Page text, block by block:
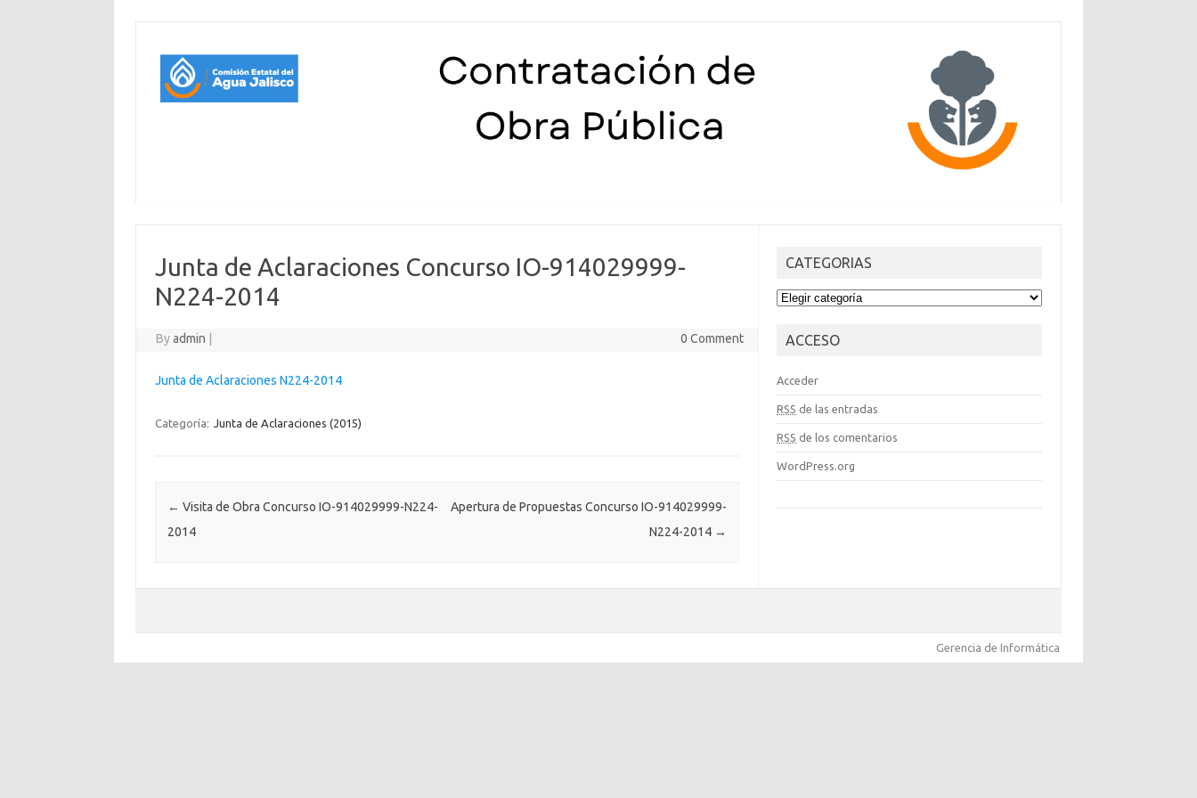
Junta de Aclaraciones Concurso IO-914029999-
N224-2014
Byadmin 0 Comment
Junta de Aclaraciones N224-2014
Categoría: Junta de Aclaraciones (2015)
Post navigation
← Visita de Obra Concurso IO-914029999-N224-
2014
Apertura de Propuestas Concurso IO-914029999-
N224-2014 →
CATEGORIAS
CATEGORIAS
ACCESO
Acceder
RSS de las entradas
RSS de los comentarios
WordPress.org
Gerencia de Informática